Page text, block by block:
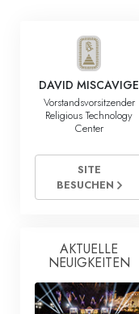
DAVID MISCAVIGE
Vorstandsvorsitzender
Religious Technology
Center
SITE
BESUCHEN
AKTUELLE
NEUIGKEITEN